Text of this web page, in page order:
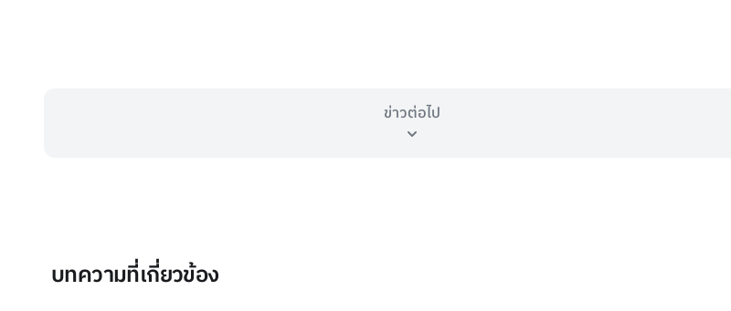
ข่าวต่อไป
บทความที่เกี่ยวข้อง